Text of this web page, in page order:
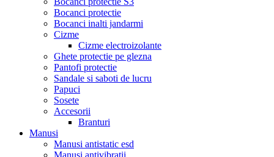
Bocanci protectie
Bocanci inalti jandarmi
Cizme
Cizme electroizolante
Ghete protectie pe glezna
Pantofi protectie
Sandale si saboti de lucru
Papuci
Sosete
Accesorii
Branturi
Manusi
Manusi antistatic esd